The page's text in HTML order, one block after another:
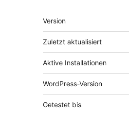
Meta
Version
Zuletzt aktualisiert
Aktive Installationen
WordPress-Version
Getestet bis